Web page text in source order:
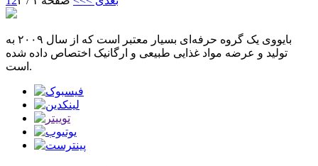
بایووی یک گروه حرفه‌ای بسیار معتبر است که از سال ۲۰۰۹ به
تولید و عرضه مواد غذایی طبیعی و ارگانیک اختصاص داده شده
است.